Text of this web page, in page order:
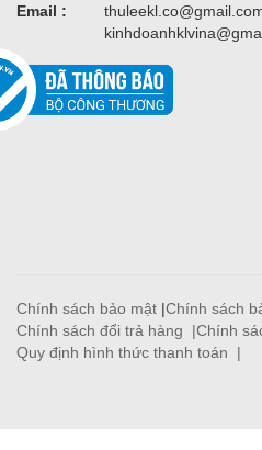
Email :
Chính sách bảo mật |Chính sách
Chính sách đổi trả hàng |Chính
Quy định hình thức thanh toán |